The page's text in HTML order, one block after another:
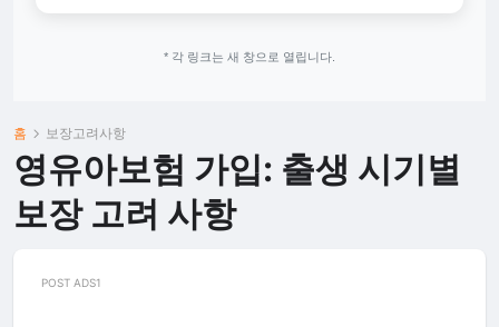
* 각 링크는 새 창으로 열립니다.
홈 보장고려사항
영유아보험 가입: 출생 시기별
보장 고려 사항
POST ADS1